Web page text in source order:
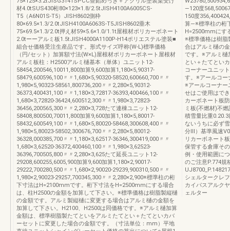
材4.0tSUS430桁80×123×1.8/2.5tJISH4100A6005CS-
T5（A6N01S-T5）JISH8602側枠
80×69.5×1.3/2.0tJISH4100A6063S-T5JISH8602垂木
75×69.5×1.3/2.0t押え材59×5.6×1.0/1.1t屋根材ポリカーボネート
2.0tーーアルミ板1.5tJISH4000A1100P-H14ポリエステル塗装■
組合せ価格受注生産品です。形式サイズ呼称(W-L)標準価格
（円/セット）加算額寸法(W×L)屋根材ポリカーボネート屋根材
アルミ板柱：H2500アルミ樋基本（単体）ユニット12-
58454,200546,10011,800加算9,600加算1,180×5,90317-
58479,600596,100〃〃1,680×5,90320-58520,600660,700〃〃
1,980×5,90323-58561,800736,200〃〃2,280×5,90312-
36373,400431,100〃〃1,180×3,72817-36393,400466,100〃〃
1,680×3,72820-36424,600512,300〃〃1,980×3,72823-
36456,200565,300〃〃2,280×3,728たて連棟ユニット12-
58408,800500,70011,800加算9,600加算1,180×5,80017-
58432,600549,100〃〃1,680×5,80020-58468,300608,400〃〃
1,980×5,80023-58502,300676,700〃〃2,280×5,80012-
36328,000385,700〃〃1,180×3,62517-36346,300419,000〃〃
1,680×3,62520-36372,400460,100〃〃1,980×3,62523-
36396,700505,800〃〃2,280×3,625たて延長ユニット12-
29208,600255,6005,900加算9,600加算1,180×2,90017-
29222,700280,500〃〃1,680×2,90020-29239,900310,500〃〃
1,980×2,90023-29257,700345,300〃〃2,280×2,900※標準柱の桁
下寸法はH=2100mmです。桁下寸法をH=2500mmにする場合
は、柱H2500の金額を加算して下さい。※標準価格は樹脂製縦樋
の金額です。アルミ製縦樋に変更する場合はアルミ樋の金額を
加算して下さい。H2100、H2500は同価格です。※アルミ樋加算
金額は、標準樹脂製たてといをアルミたてとい＋たてといカバ
ーセットに変更した場合の金額です。（寸法単位：mm）平地
—120度
150度
算—※標準柱の桁
H=2500mmにす
※標準価格は樹脂
合はアルミ樋の
です。※アルミ樋
とい＋たてとい
コーナーユニッ
す。※アールコー
※アールコーナー
せはご使用はで
カーボネート板
ミ板(不燃材)不
積雪量比重
ないうちに必ず
分Ⅲ）基準風速
リカーボネート
保管する倉庫そ
例・使用範囲に
のご注意P.774規
シェルタークレ
カイパスアルク
ェルター